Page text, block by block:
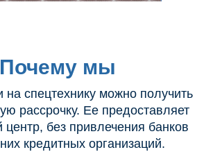
Почему мы
на спецтехнику можно получить
рассрочку. Ее предоставляет
без привлечения банков
кредитных организаций.